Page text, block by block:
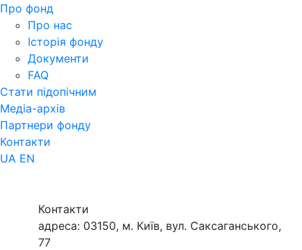
Про фонд
Про нас
Історія фонду
Документи
FAQ
Стати підопічним
Медіа-архів
Партнери фонду
Контакти
UA EN
Контакти
адреса: 03150, м. Київ, вул. Саксаганського,
77